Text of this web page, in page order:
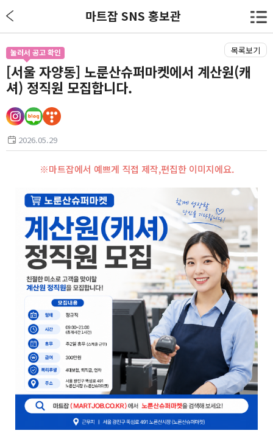
마트잡 SNS 홍보관
목록보기
[서울 자양동] 노룬산슈퍼마켓에서 계산원(캐
셔) 정직원 모집합니다.
눌러서 공고 확인
2026.05.29
※마트잡에서 예쁘게 직접 제작,편집한 이미지에요.